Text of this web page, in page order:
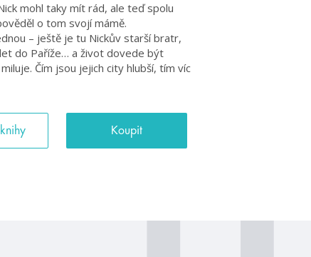
mohl taky mít rád, ale teď spolu
o tom svojí mámě.
– ještě je tu Nickův starší bratr,
do Paříže… a život dovede být
Čím jsou jejich city hlubší, tím víc
Koupit